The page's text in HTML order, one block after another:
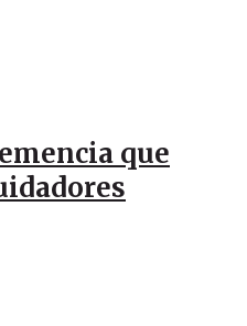
que